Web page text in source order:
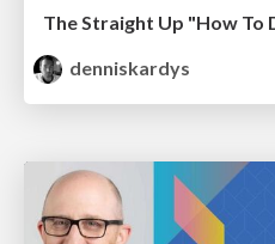
The Straight Up "How
denniskardys